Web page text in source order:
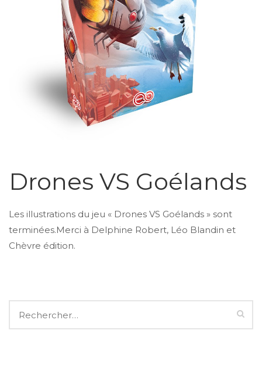
Drones VS Goélands
Les illustrations du jeu « Drones VS Goélands » sont
terminées.Merci à Delphine Robert, Léo Blandin et
Chèvre édition.